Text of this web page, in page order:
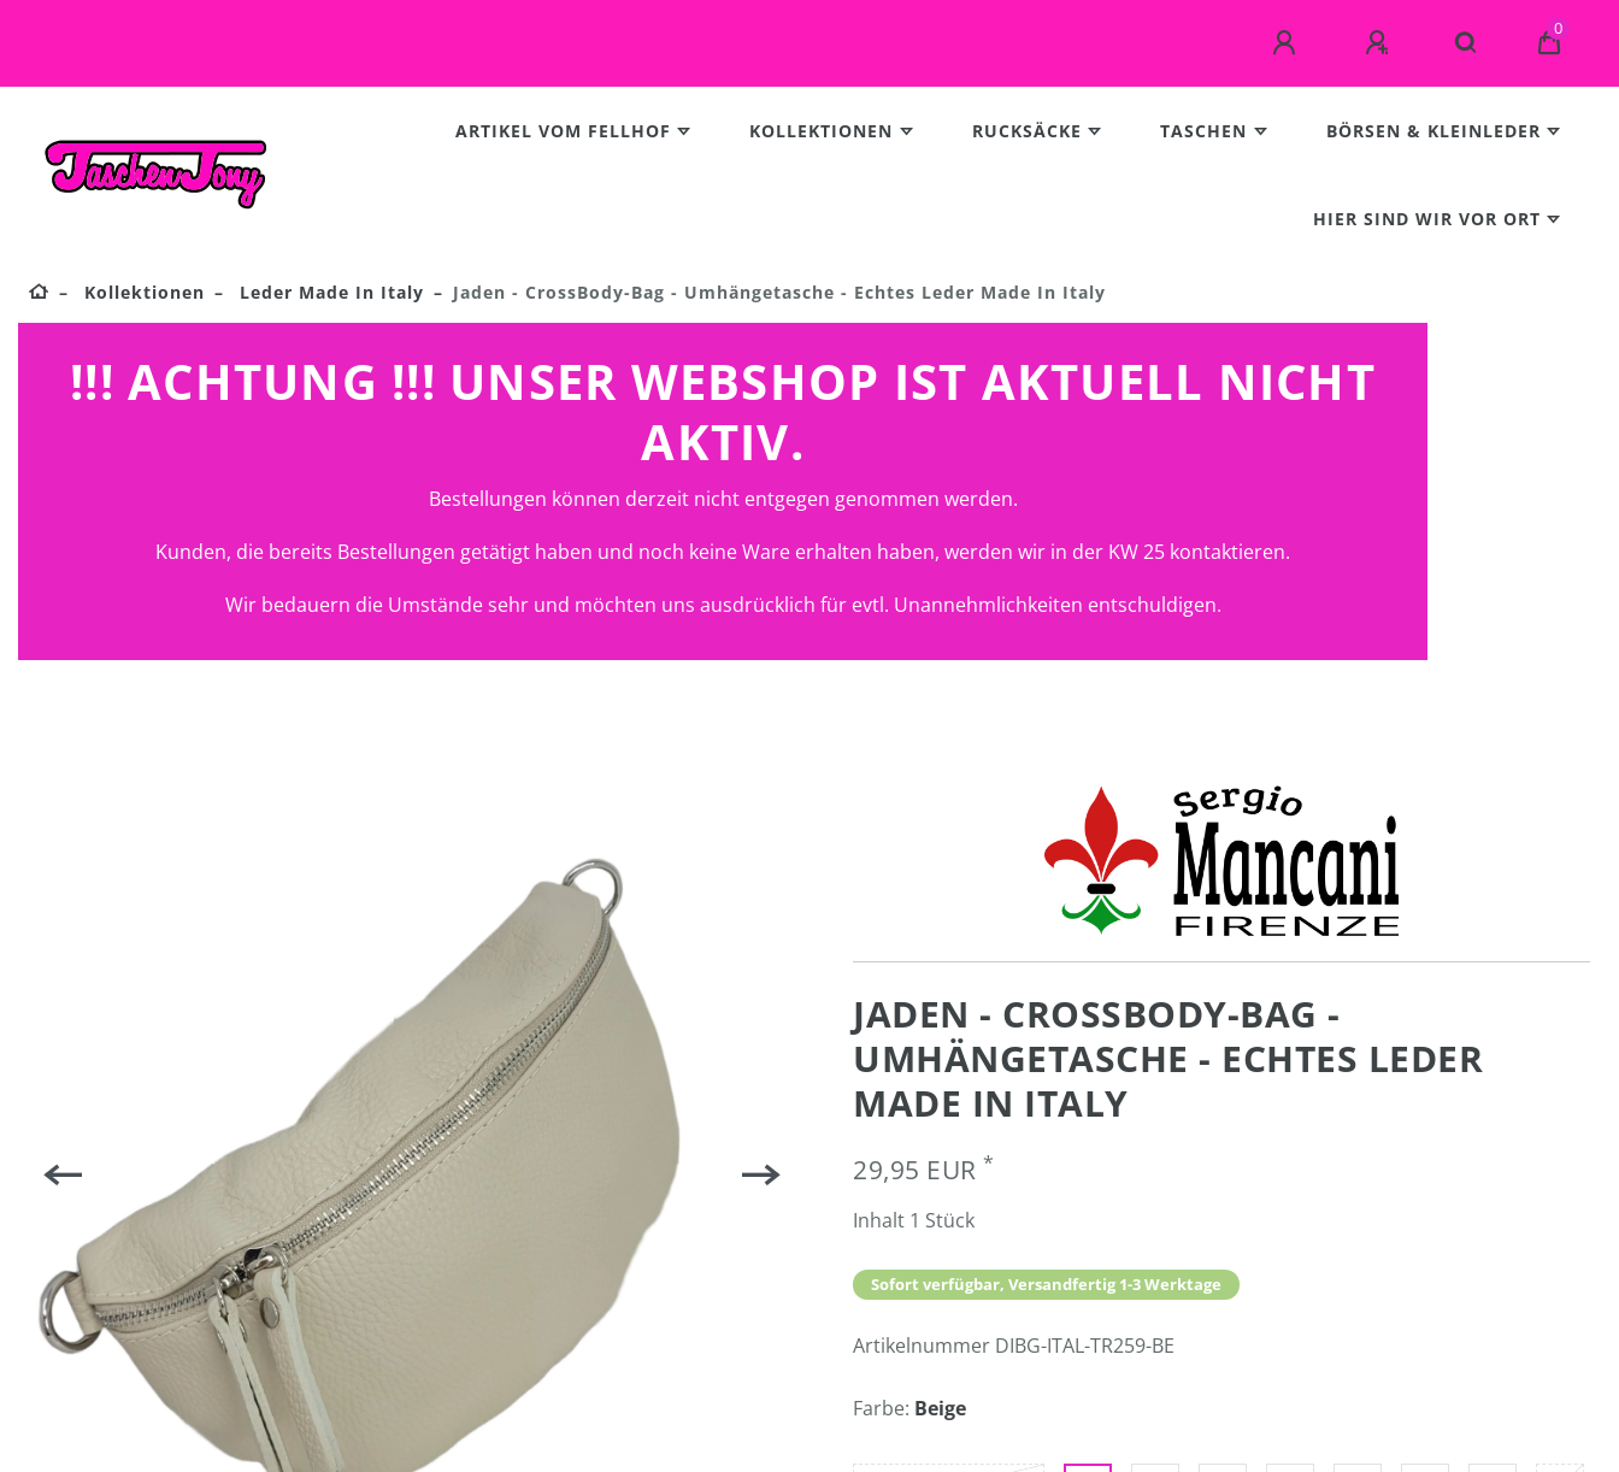
0
ARTIKEL VOM FELLHOF KOLLEKTIONEN RUCKSÄCKE TASCHEN BÖRSEN & KLEINLEDER
HIER SIND WIR VOR ORT
Kollektionen Leder Made In Italy Jaden - CrossBody-Bag - Umhängetasche - Echtes Leder Made In Italy
!!! ACHTUNG !!! UNSER WEBSHOP IST AKTUELL NICHT
AKTIV.
Bestellungen können derzeit nicht entgegen genommen werden.
Kunden, die bereits Bestellungen getätigt haben und noch keine Ware erhalten haben, werden wir in der KW 25 kontaktieren.
Wir bedauern die Umstände sehr und möchten uns ausdrücklich für evtl. Unannehmlichkeiten entschuldigen.
JADEN - CROSSBODY-BAG -
UMHÄNGETASCHE - ECHTES LEDER
MADE IN ITALY
29,95 EUR *
Inhalt 1 Stück
Sofort verfügbar, Versandfertig 1-3 Werktage
Artikelnummer DIBG-ITAL-TR259-BE
Farbe: Beige